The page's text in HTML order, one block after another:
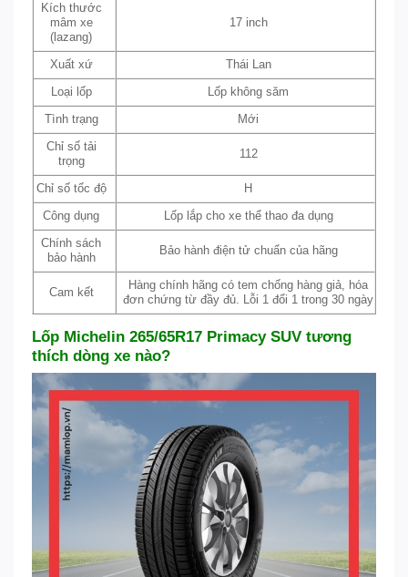
Kích thước
mâm xe
(lazang)
17 inch
Xuất xứ Thái Lan
Loại lốp Lốp không săm
Tình trạng Mới
Chỉ số tải
trọng
112
Chỉ số tốc độ H
Công dụng Lốp lắp cho xe thể thao đa dụng
Chính sách
bảo hành
Bảo hành điện tử chuẩn của hãng
Cam kết
Hàng chính hãng có tem chống hàng giả, hóa
đơn chứng từ đầy đủ. Lỗi 1 đổi 1 trong 30 ngày
Lốp Michelin 265/65R17 Primacy SUV tương
thích dòng xe nào?